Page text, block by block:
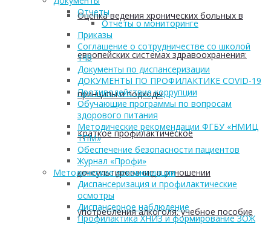
Оценка ведения хронических больных в
европейских системах здравоохранения:
принципы и подходы
Краткое профилактическое
консультирование в отношении
употребления алкоголя: учебное пособие
Отчеты
Отчеты о мониторинге
Приказы
Соглашение о сотрудничестве со школой
149
Документы по диспансеризации
ДОКУМЕНТЫ ПО ПРОФИЛАКТИКЕ COVID-19
Противодействие коррупции
Обучающие программы по вопросам
здорового питания
Методические рекомендации ФГБУ «НМИЦ
ТПМ»
Обеспечение безопасности пациентов
Журнал «Профи»
Методические рекомендации
Диспансеризация и профилактические
осмотры
Диспансерное наблюдение
Профилактика ХНИЗ и формирование ЗОЖ